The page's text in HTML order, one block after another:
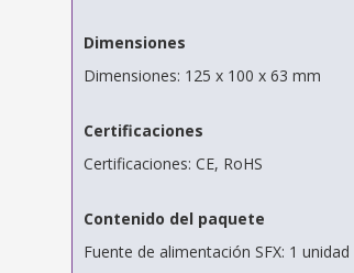
Dimensiones
Dimensiones: 125 x 100 x 63 mm
Certificaciones
Certificaciones: CE, RoHS
Contenido del paquete
Fuente de alimentación SFX: 1 unidad